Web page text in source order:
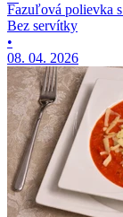
Fazuľová polievka
Bez servítky
•
08. 04. 2026